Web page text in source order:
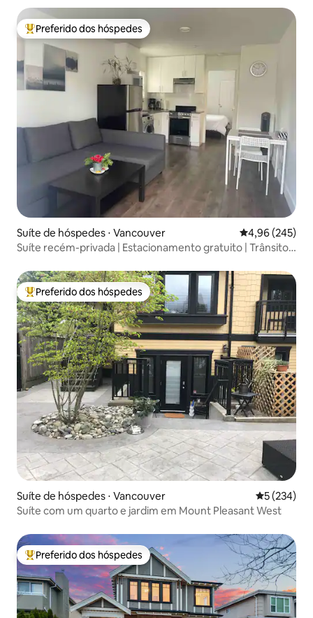
Entre os melhores preferidos dos hóspedes
Preferido dos hóspedes
Suíte de hóspedes ⋅ Vancouver 4,96 de uma
4,96 (245)
Suíte recém-privada | Estacionamento gratuito | Trânsito
Entre os melhores preferidos dos hóspedes
Preferido dos hóspedes
Suíte de hóspedes ⋅ Vancouver 5 de uma
5 (234)
Suíte com um quarto e jardim em Mount Pleasant West
Entre os melhores preferidos dos hóspedes
Preferido dos hóspedes